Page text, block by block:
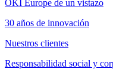
OKI Europe de un vistazo
30 años de innovación
Nuestros clientes
Responsabilidad social y